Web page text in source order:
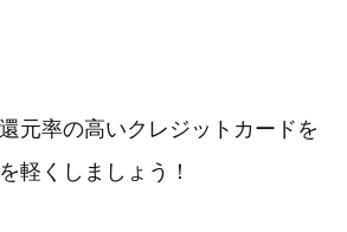
元率の高いクレジットカードを
軽くしましょう！